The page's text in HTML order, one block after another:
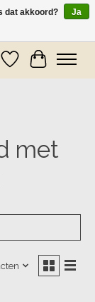
pakketjes verzonden
Verlanglijst
met
dat akkoord?
Ja